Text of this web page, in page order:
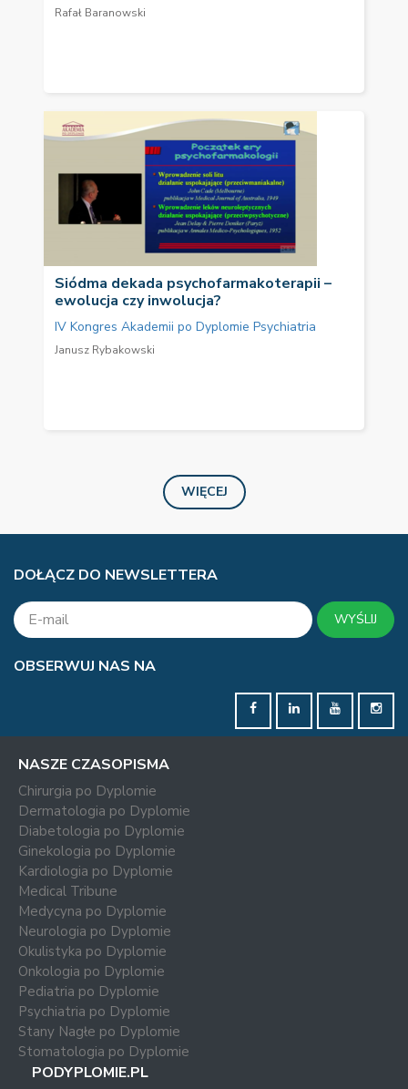
Rafał Baranowski
Siódma dekada psychofarmakoterapii –
ewolucja czy inwolucja?
IV Kongres Akademii po Dyplomie Psychiatria
Janusz Rybakowski
WIĘCEJ
DOŁĄCZ DO NEWSLETTERA
WYŚLIJ
OBSERWUJ NAS NA
NASZE CZASOPISMA
Chirurgia po Dyplomie
Dermatologia po Dyplomie
Diabetologia po Dyplomie
Ginekologia po Dyplomie
Kardiologia po Dyplomie
Medical Tribune
Medycyna po Dyplomie
Neurologia po Dyplomie
Okulistyka po Dyplomie
Onkologia po Dyplomie
Pediatria po Dyplomie
Psychiatria po Dyplomie
Stany Nagłe po Dyplomie
Stomatologia po Dyplomie
PODYPLOMIE.PL